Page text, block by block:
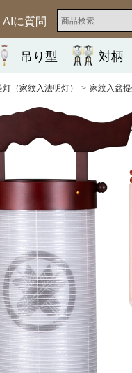
AIに質問
吊り型 対柄
（家紋入法明灯） 家紋入盆